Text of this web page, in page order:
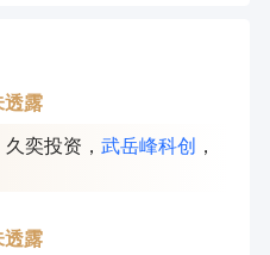
透露
久奕投资 ，武岳峰科创 ，
透露